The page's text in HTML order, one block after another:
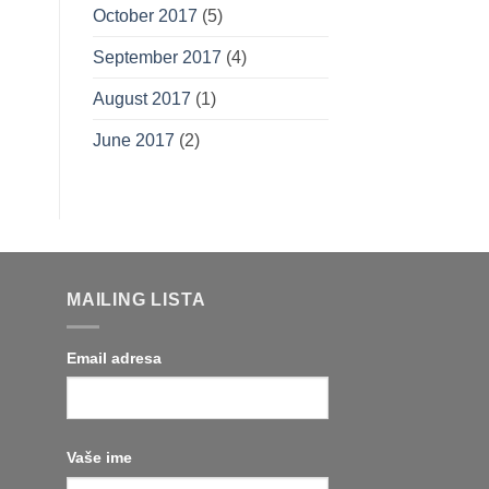
October 2017 (5)
September 2017 (4)
August 2017 (1)
June 2017 (2)
MAILING LISTA
Email adresa
Vaše ime